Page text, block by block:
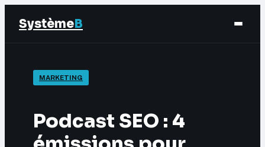
SystèmeB
Finance
Éducation & Emploi
MARKETING
Podcast SEO : 4